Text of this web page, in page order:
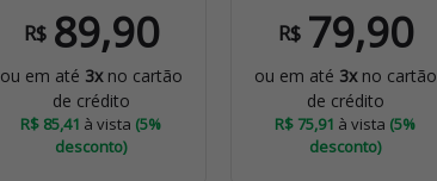
R$ 89,90
ou em até 3xno cartão
de crédito
R$ 85,41 à vista (5%
desconto)
R$ 79,90
ou em até 3xno cartão
de crédito
R$ 75,91 à vista (5%
desconto)